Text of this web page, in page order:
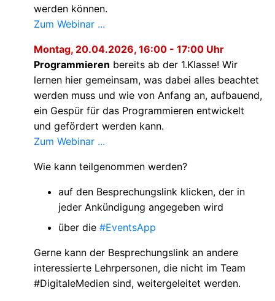
werden können.
Zum Webinar ...
Montag, 20.04.2026, 16:00 - 17:00 Uhr
Programmieren bereits ab der 1.Klasse! Wir
lernen hier gemeinsam, was dabei alles beachtet
werden muss und wie von Anfang an, aufbauend,
ein Gespür für das Programmieren entwickelt
und gefördert werden kann.
Zum Webinar ...
Wie kann teilgenommen werden?
auf den Besprechungslink klicken, der in
jeder Ankündigung angegeben wird
über die #EventsApp
Gerne kann der Besprechungslink an andere
interessierte Lehrpersonen, die nicht im Team
#DigitaleMedien sind, weitergeleitet werden.